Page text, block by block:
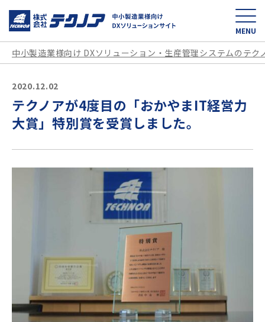
中小製造業様向け
MENU
中小製造業様向け DXソリューション・生産管理システムのテク
2020.12.02
テクノアが4度目の「おかやまIT経営力
大賞」特別賞を受賞しました。